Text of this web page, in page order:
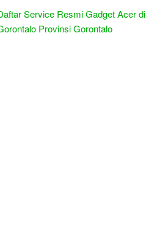
Service Resmi Gadget Acer di
Provinsi Gorontalo